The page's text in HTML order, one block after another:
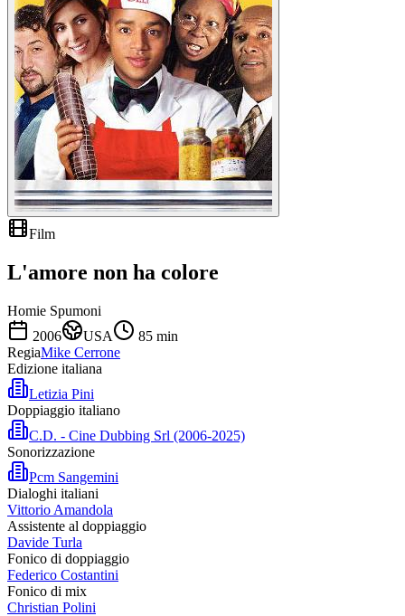
Film
L'amore non ha colore
Homie Spumoni
2006
USA 85 min
RegiaMike Cerrone
Edizione italiana
Letizia Pini
Doppiaggio italiano
C.D. - Cine Dubbing Srl (2006-2025)
Sonorizzazione
Pcm Sangemini
Dialoghi italiani
Vittorio Amandola
Assistente al doppiaggio
Davide Turla
Fonico di doppiaggio
Federico Costantini
Fonico di mix
Christian Polini